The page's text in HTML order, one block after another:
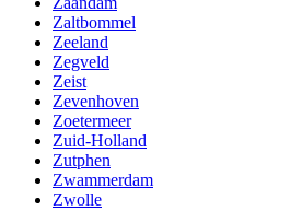
Zaltbommel
Zeeland
Zegveld
Zeist
Zevenhoven
Zoetermeer
Zuid-Holland
Zutphen
Zwammerdam
Zwolle